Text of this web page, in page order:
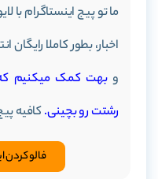
ما تو پیج اینستاگرام
اخبار، بطور کاملا
و
رشتت رو بچینی.کافیه
فالو کردن